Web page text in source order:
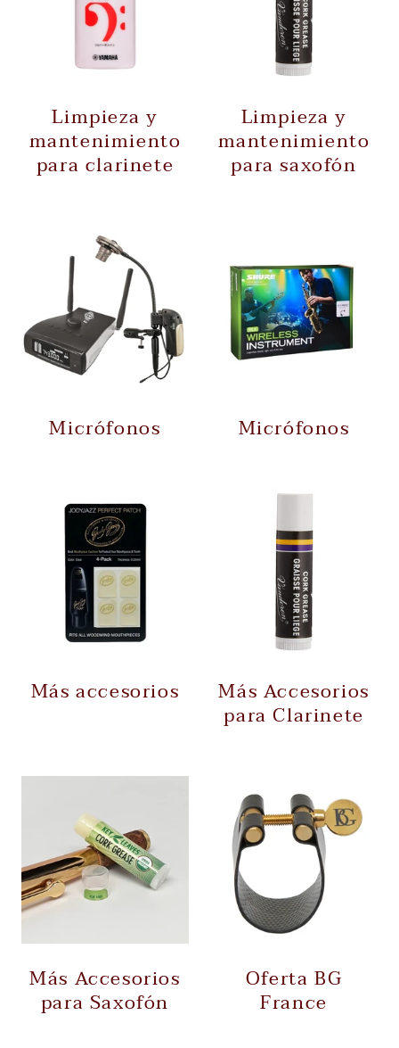
Limpieza y
mantenimiento
para clarinete
Limpieza y
mantenimiento
para saxofón
Micrófonos Micrófonos
Más accesorios Más Accesorios
para Clarinete
Más Accesorios
para Saxofón
Oferta BG
France